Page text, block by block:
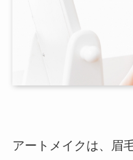
アートメイクは、眉